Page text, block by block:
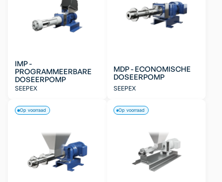
IMP -
PROGRAMMEERBARE
DOSEERPOMP
SEEPEX
MDP - ECONOMISCHE
DOSEERPOMP
SEEPEX
Op voorraad Op voorraad